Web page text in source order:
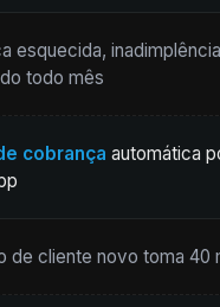
esquecida, inadimplência
todo mês
cobrança automática
de cliente novo toma 40